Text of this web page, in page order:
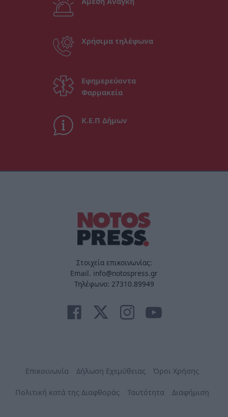
Χρήσιμα τηλέφωνα
Εφημερεύοντα
Φαρμακεία
Κ.Ε.Π Δήμων
Στοιχεία επικοινωνίας:
Email. info@notospress.gr
Τηλέφωνο: 27310.89949
Επικοινωνία Δήλωση Εχεμύθειας Όροι Χρήσης
Πολιτική κατά της Διαφθοράς Ταυτότητα Διαφήμιση